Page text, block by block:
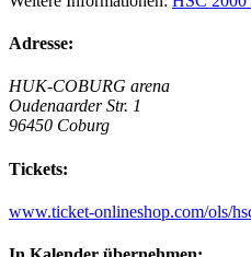
Adresse:
HUK-COBURG arena
Oudenaarder Str. 1
96450 Coburg
Tickets:
www.ticket-onlineshop.com/ols/